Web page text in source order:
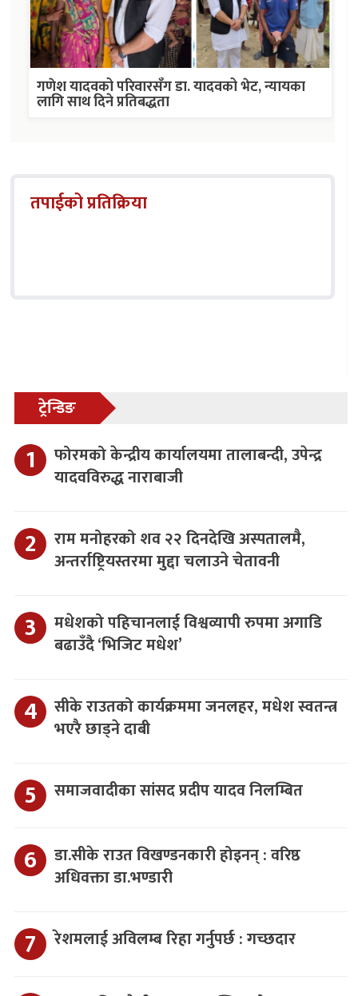
गणेश यादवको परिवारसँग डा. यादवको भेट, न्यायका
लागि साथ दिने प्रतिबद्धता
तपाईको प्रतिक्रिया
ट्रेन्डिङ
फोरमको केन्द्रीय कार्यालयमा तालाबन्दी, उपेन्द्र
यादवविरुद्ध नाराबाजी
राम मनोहरको शव २२ दिनदेखि अस्पतालमै,
अन्तर्राष्ट्रियस्तरमा मुद्दा चलाउने चेतावनी
मधेशको पहिचानलाई विश्वव्यापी रुपमा अगाडि
बढाउँदै ‘भिजिट मधेश’
सीके राउतको कार्यक्रममा जनलहर, मधेश स्वतन्त्र
भएरै छाड्ने दाबी
समाजवादीका सांसद प्रदीप यादव निलम्बित
डा.सीके राउत विखण्डनकारी होइनन् : वरिष्ठ
अधिवक्ता डा.भण्डारी
रेशमलाई अविलम्ब रिहा गर्नुपर्छ : गच्छदार